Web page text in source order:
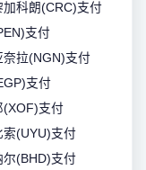
加科朗(CRC)支付
支付
奈拉(NGN)支付
支付
(XOF)支付
索(UYU)支付
尔(BHD)支付